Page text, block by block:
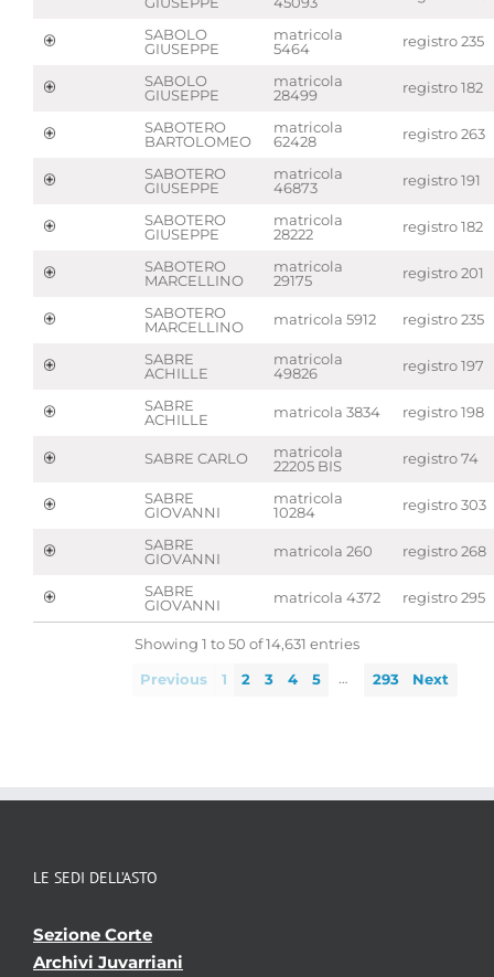
SABOLO
GIUSEPPE
matricola
5464
registro 235
SABOLO
GIUSEPPE
matricola
28499
registro 182
SABOTERO
BARTOLOMEO
matricola
62428
registro 263
SABOTERO
GIUSEPPE
matricola
46873
registro 191
SABOTERO
GIUSEPPE
matricola
28222
registro 182
SABOTERO
MARCELLINO
matricola
29175
registro 201
SABOTERO
MARCELLINO
matricola 5912 registro 235
SABRE
ACHILLE
matricola
49826
registro 197
SABRE
ACHILLE
matricola 3834 registro 198
SABRE CARLO
matricola
22205 BIS
registro 74
SABRE
GIOVANNI
matricola
10284
registro 303
SABRE
GIOVANNI
matricola 260 registro 268
SABRE
GIOVANNI
matricola 4372 registro 295
Showing 1 to 50 of 14,631 entries
Previous 1 2 3 4 5 … 293 Next
LE SEDI DELL’ASTO
Sezione Corte
Archivi Juvarriani